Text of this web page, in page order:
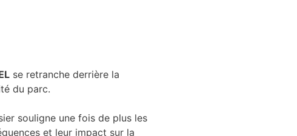
se retranche derrière la
du parc.
souligne une fois de plus les
et leur impact sur la